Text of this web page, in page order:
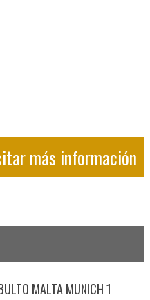
más información
MALTA MUNICH 1